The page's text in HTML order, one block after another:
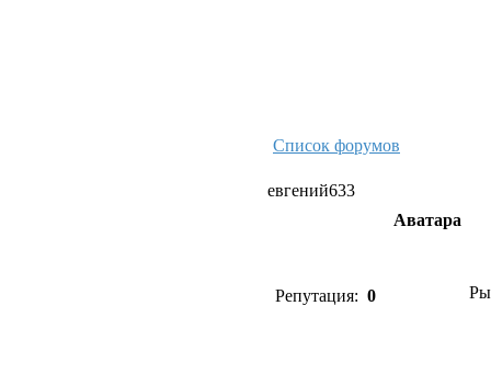
Список форумов
евгений633
Аватара
Репутация: 0